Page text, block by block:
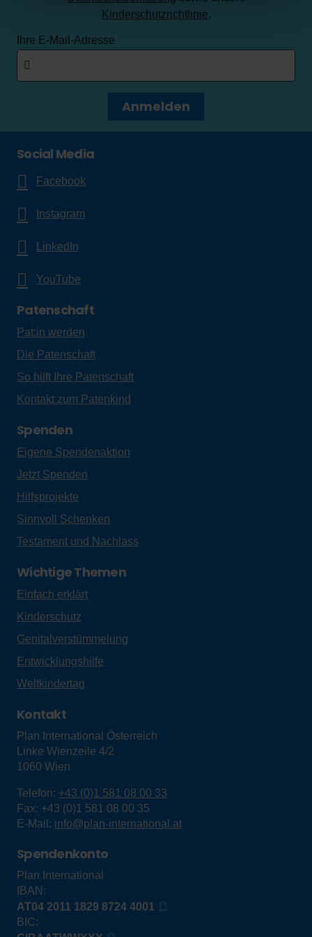
Kinderschutzrichtlinie.
Ihre E-Mail-Adresse
Anmelden
Social Media
Facebook
Instagram
LinkedIn
YouTube
Patenschaft
Pat:in werden
Die Patenschaft
So hilft Ihre Patenschaft
Kontakt zum Patenkind
Spenden
Eigene Spendenaktion
Jetzt Spenden
Hilfsprojekte
Sinnvoll Schenken
Testament und Nachlass
Wichtige Themen
Einfach erklärt
Kinderschutz
Genitalverstümmelung
Entwicklungshilfe
Weltkindertag
Kontakt
Plan International Österreich
Linke Wienzeile 4/2
1060 Wien
Telefon: +43 (0)1 581 08 00 33
Fax: +43 (0)1 581 08 00 35
E-Mail: info@plan-international.at
Spendenkonto
Plan International
IBAN:
AT04 2011 1829 8724 4001
BIC: